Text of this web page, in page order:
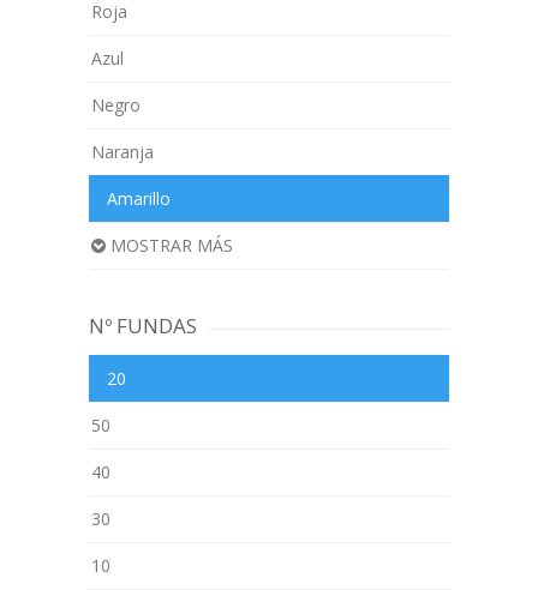
Roja
Azul
Negro
Naranja
Amarillo
MOSTRAR MÁS
Nº FUNDAS
20
50
40
30
10